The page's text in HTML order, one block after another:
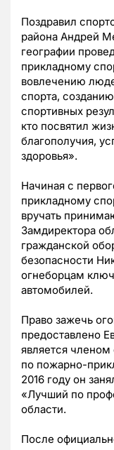
Поздравил
района Андрей
географии
прикладному
вовлечению
спорта,
спортивных
кто посвятил
благополучия,
здоровья».
Начиная с
прикладному
вручать
Замдиректора
гражданской
безопасности
огнеборцам
автомобилей.
Право зажечь
предоставлено
является
по пожарно-
2016 году он
«Лучший по
области.
После